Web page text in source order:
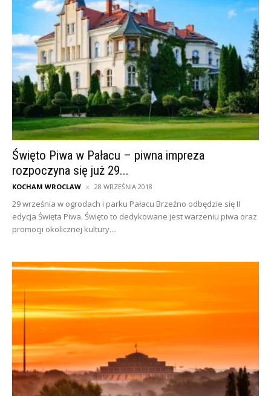
Święto Piwa w Pałacu – piwna impreza
rozpoczyna się już 29...
KOCHAM WROCLAW 28 WRZEŚNIA 2018
29 września w ogrodach i parku Pałacu Brzeźno odbędzie się II
edycja Święta Piwa. Święto to dedykowane jest warzeniu piwa oraz
promocji okolicznej kultury....